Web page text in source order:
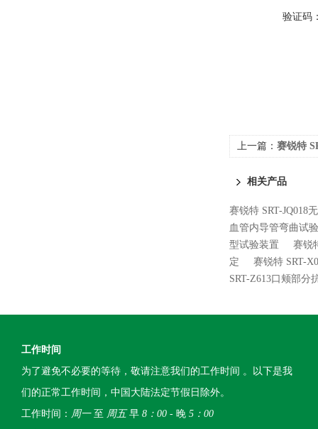
验证码
上一篇： 赛锐特
相关产品
赛锐特 SRT-JQ018
血管内导管弯曲试
型试验装置
赛锐
定
赛锐特 SRT-
SRT-Z613口颊部分
工作时间
为了避免不必要的等待，敬请注意我们的工作时间 。以下是我
们的正常工作时间，中国大陆法定节假日除外。
工作时间： 周一至 周五早 8：00 - 晚 5：00